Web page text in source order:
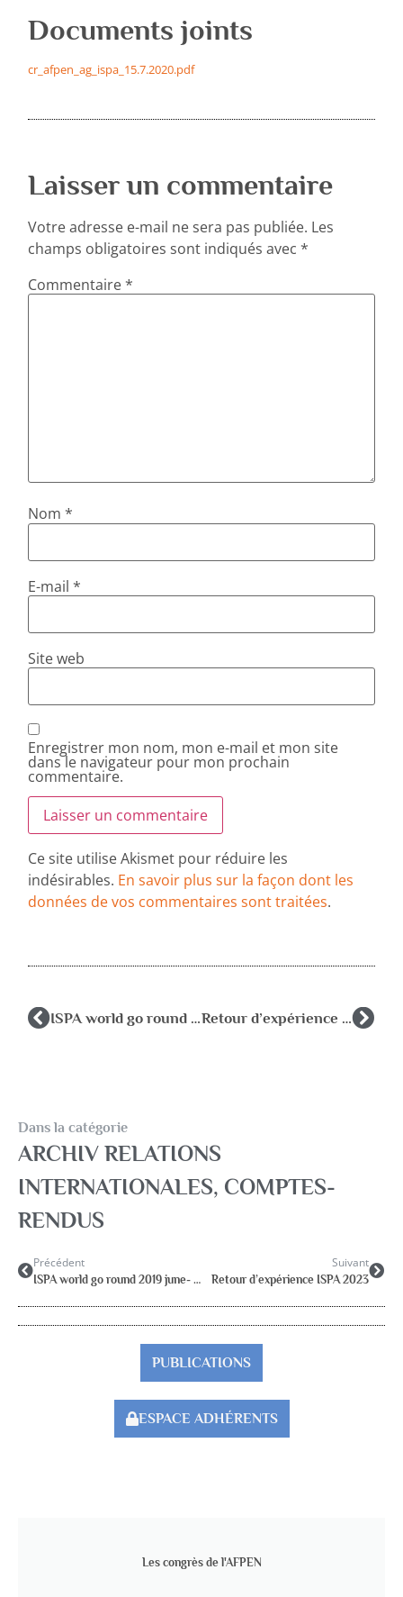
Documents joints
cr_afpen_ag_ispa_15.7.2020.pdf
Laisser un commentaire
Votre adresse e-mail ne sera pas publiée. Les
champs obligatoires sont indiqués avec*
Commentaire*
Nom*
E-mail*
Site web
Enregistrer mon nom, mon e-mail et mon site
dans le navigateur pour mon prochain
commentaire.
Ce site utilise Akismet pour réduire les
indésirables. En savoir plus sur la façon dont les
données de vos commentaires sont traitées.
ISPA world go round 2019 june- september Retour d’expérience ISPA 2023
Dans la catégorie
ARCHIV RELATIONS
INTERNATIONALES, COMPTES-
RENDUS
Précédent
ISPA world go round 2019 june- september
Suivant
Retour d’expérience ISPA 2023
PUBLICATIONS
ESPACE ADHÉRENTS
Les congrès de l'AFPEN